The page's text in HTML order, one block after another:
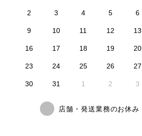
2 3 4 5 6
9 10 11 12 13
16 17 18 19 20
23 24 25 26 27
30 31 1 2 3
店舗・発送業務のお休み